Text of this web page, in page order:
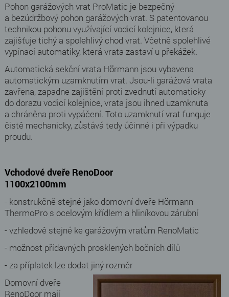
Pohon garážových vrat ProMatic je bezpečný
a bezúdržbový pohon garážových vrat. S patentovanou
technikou pohonu využívající vodicí kolejnice, která
zajišťuje tichý a spolehlivý chod vrat. Včetně spolehlivé
vypínací automatiky, která vrata zastaví u překážek.
Automatická sekční vrata Hörmann jsou vybavena
automatickým uzamknutím vrat. Jsou-li garážová vrata
zavřena, zapadne zajištění proti zvednutí automaticky
do dorazu vodicí kolejnice, vrata jsou ihned uzamknuta
a chráněna proti vypáčení. Toto uzamknutí vrat funguje
čistě mechanicky, zůstává tedy účinné i při výpadku
proudu.
Vchodové dveře RenoDoor
1100x2100mm
- konstrukčně stejné jako domovní dveře Hörmann
ThermoPro s ocelovým křídlem a hliníkovou zárubní
- vzhledově stejné ke garážovým vratům RenoMatic
- možnost přídavných prosklených bočních dílů
- za příplatek lze dodat jiný rozměr
Domovní dveře
RenoDoor mají